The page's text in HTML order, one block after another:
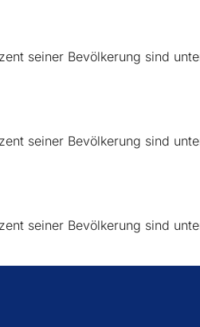
seiner Bevölkerung sind
seiner Bevölkerung sind
seiner Bevölkerung sind